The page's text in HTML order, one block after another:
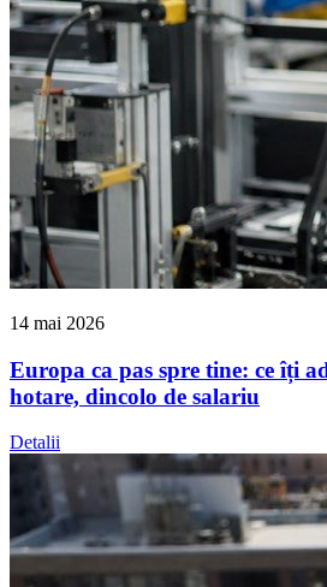
14 mai 2026
Europa ca pas spre tine: ce îți
hotare, dincolo de salariu
Detalii